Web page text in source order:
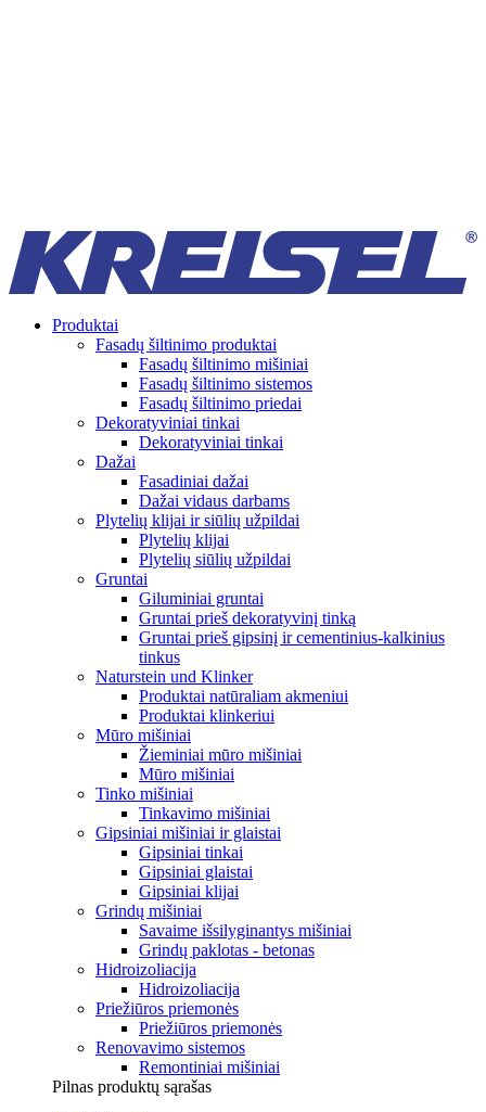
Produktai
Fasadų šiltinimo produktai
Fasadų šiltinimo mišiniai
Fasadų šiltinimo sistemos
Fasadų šiltinimo priedai
Dekoratyviniai tinkai
Dekoratyviniai tinkai
Dažai
Fasadiniai dažai
Dažai vidaus darbams
Plytelių klijai ir siūlių užpildai
Plytelių klijai
Plytelių siūlių užpildai
Gruntai
Giluminiai gruntai
Gruntai prieš dekoratyvinį tinką
Gruntai prieš gipsinį ir cementinius-kalkinius
tinkus
Naturstein und Klinker
Produktai natūraliam akmeniui
Produktai klinkeriui
Mūro mišiniai
Žieminiai mūro mišiniai
Mūro mišiniai
Tinko mišiniai
Tinkavimo mišiniai
Gipsiniai mišiniai ir glaistai
Gipsiniai tinkai
Gipsiniai glaistai
Gipsiniai klijai
Grindų mišiniai
Savaime išsilyginantys mišiniai
Grindų paklotas - betonas
Hidroizoliacija
Hidroizoliacija
Priežiūros priemonės
Priežiūros priemonės
Renovavimo sistemos
Remontiniai mišiniai
Pilnas produktų sąrašas